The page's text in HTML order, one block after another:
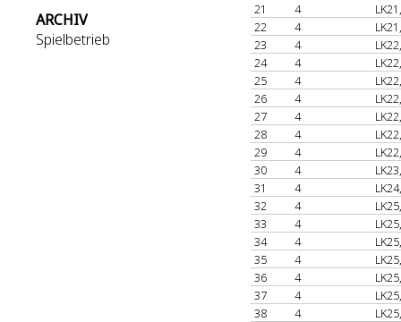
ARCHIV
Spielbetrieb
21
4
22
4
23
4
24
4
25
4
26
4
27
4
28
4
29
4
30
4
31
4
32
4
33
4
34
4
35
4
36
4
37
4
38
4